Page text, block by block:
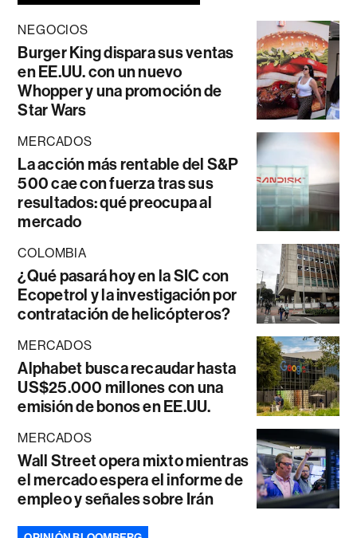
NEGOCIOS
Burger King dispara sus ventas
en EE.UU. con un nuevo
Whopper y una promoción de
Star Wars
MERCADOS
La acción más rentable del S&P
500 cae con fuerza tras sus
resultados: qué preocupa al
mercado
COLOMBIA
¿Qué pasará hoy en la SIC con
Ecopetrol y la investigación por
contratación de helicópteros?
MERCADOS
Alphabet busca recaudar hasta
US$25.000 millones con una
emisión de bonos en EE.UU.
MERCADOS
Wall Street opera mixto mientras
el mercado espera el informe de
empleo y señales sobre Irán